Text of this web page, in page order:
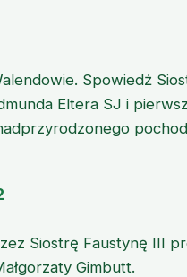
Spowiedź
Eltera SJ i
Siostrę Faustynę III
Gimbutt.